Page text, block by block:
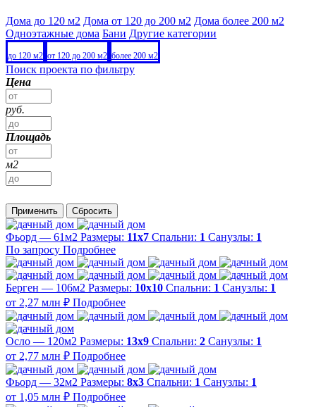
Дома до 120 м2 Дома от 120 до 200 м2 Дома более 200 м2
Одноэтажные дома Бани Другие категории
до 120 м2 от 120 до 200 м2 более 200 м2
Поиск проекта по фильтру
Цена
руб.
Площадь
м2
Применить Сбросить
Фьорд — 61м2 Размеры: 11х7 Спальни: 1 Санузлы: 1
По запросу Подробнее
Берген — 106м2 Размеры: 10х10 Спальни: 1 Санузлы: 1
от 2,27 млн ₽ Подробнее
Осло — 120м2 Размеры: 13х9 Спальни: 2 Санузлы: 1
от 2,77 млн ₽ Подробнее
Фьорд — 32м2 Размеры: 8х3 Спальни: 1 Санузлы: 1
от 1,05 млн ₽ Подробнее